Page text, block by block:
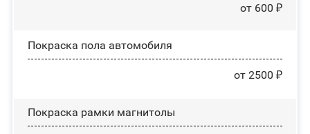
от 600 ₽
Покраска пола автомобиля
от 2500 ₽
Покраска рамки магнитолы